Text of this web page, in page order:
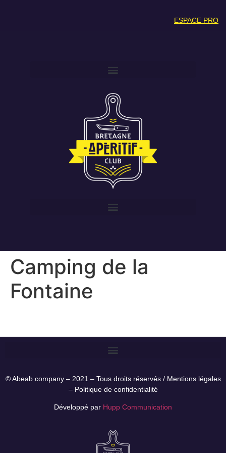
ESPACE PRO
Camping de la
Fontaine
© Abeab company – 2021 – Tous droits réservés / Mentions légales
– Politique de confidentialité
Développé par Hupp Communication